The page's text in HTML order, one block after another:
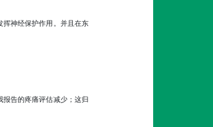
挥神经保护作用。并且在东
告的疼痛评估减少；这归